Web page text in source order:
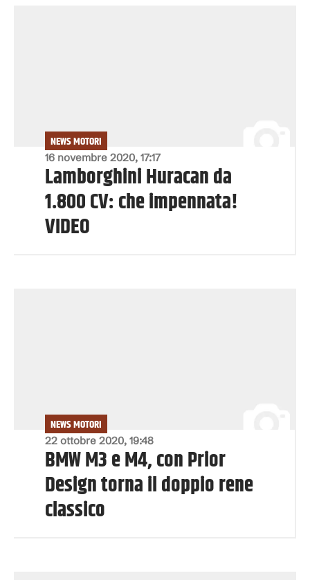
16 novembre 2020, 17:17
NEWS MOTORI
Lamborghini Huracan da
1.800 CV: che impennata!
VIDEO
22 ottobre 2020, 19:48
NEWS MOTORI
BMW M3 e M4, con Prior
Design torna il doppio rene
classico